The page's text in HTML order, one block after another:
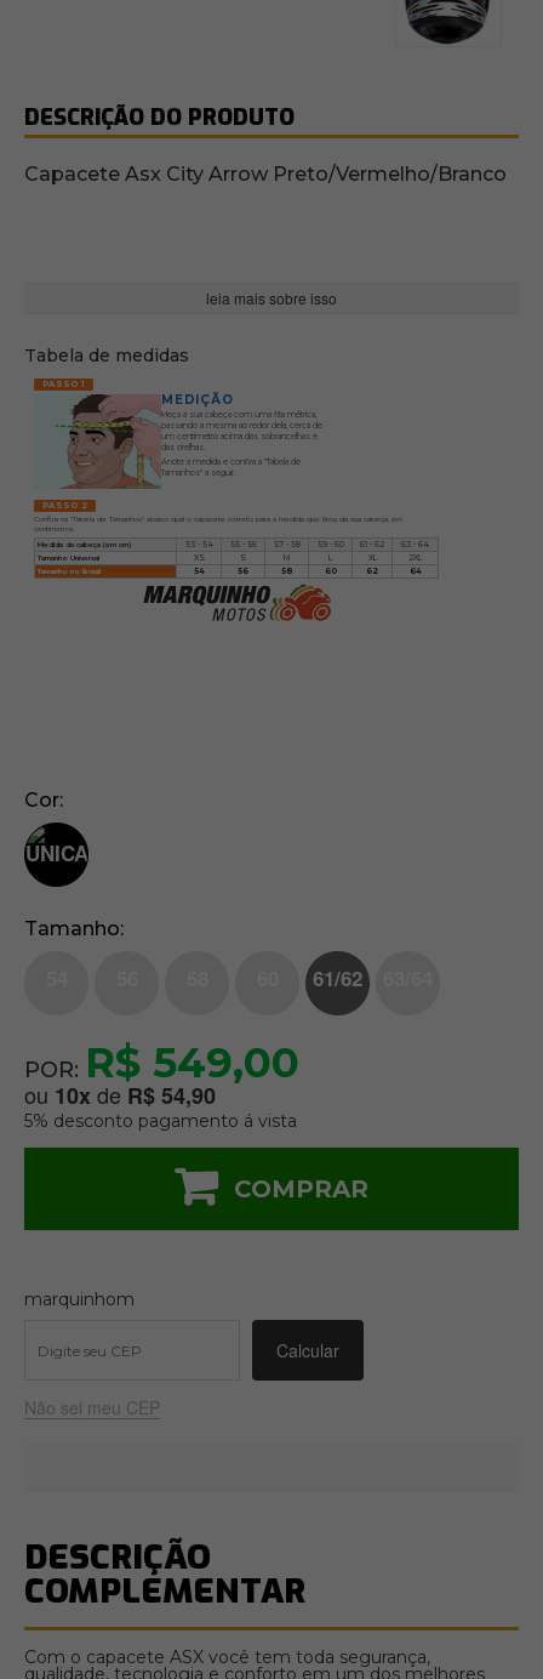
DESCRIÇÃO DO PRODUTO
Capacete Asx City Arrow Preto/Vermelho/Branco
leia mais sobre isso
Tabela de medidas
PASSO 1
MEDIÇÃO
Meça a sua cabeça com uma fita métrica,
passando a mesma ao redor dela, cerca de
um centímetro acima das sobrancelhas e
das orelhas.
Anote a medida e confira a "Tabela de
Tamanhos" a seguir.
PASSO 2
Confira na "Tabela de Tamanhos" abaixo qual o capacete correto para a medida que tirou da sua cabeça, em
centímetros
Medida da cabeça (em cm)
53 - 54 55 - 56 57 - 58 59 - 60 61 - 62
63 - 64
Tamanho Universal
XS S M L XL
2XL
Tamanho no Brasil
54 56 58 60 62 64
Cor
Tamanho
61/62
POR: R$ 549,00
ou 10xde R$ 54,90
5% desconto pagamento á vista
COMPRAR
marquinhom
Não sei meu CEP
DESCRIÇÃO
COMPLEMENTAR
Com o capacete ASX você tem toda segurança,
qualidade, tecnologia e conforto em um dos melhores